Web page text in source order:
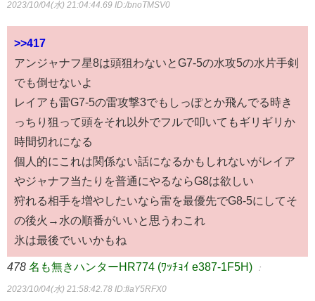
2023/10/04(水) 21:04:44.69 ID:/bnoTMSV0
>>417
アンジャナフ星8は頭狙わないとG7-5の水攻5の水片手剣
でも倒せないよ
レイアも雷G7-5の雷攻撃3でもしっぽとか飛んでる時き
っちり狙って頭をそれ以外でフルで叩いてもギリギリか
時間切れになる
個人的にこれは関係ない話になるかもしれないがレイア
やジャナフ当たりを普通にやるならG8は欲しい
狩れる相手を増やしたいなら雷を最優先でG8-5にしてそ
の後火→水の順番がいいと思うわこれ
氷は最後でいいかもね
478 名も無きハンターHR774 (ﾜｯﾁｮｲ e387-1F5H) ：
2023/10/04(水) 21:58:42.78 ID:flaY5RFX0